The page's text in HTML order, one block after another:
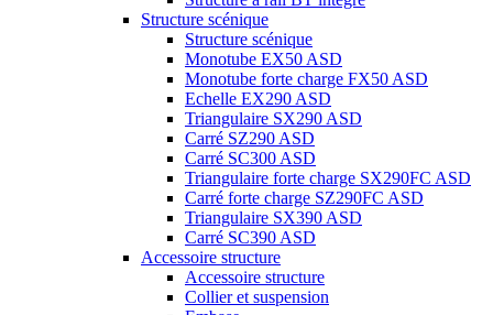
Structure scénique
Structure scénique
Monotube EX50 ASD
Monotube forte charge FX50 ASD
Echelle EX290 ASD
Triangulaire SX290 ASD
Carré SZ290 ASD
Carré SC300 ASD
Triangulaire forte charge SX290FC ASD
Carré forte charge SZ290FC ASD
Triangulaire SX390 ASD
Carré SC390 ASD
Accessoire structure
Accessoire structure
Collier et suspension